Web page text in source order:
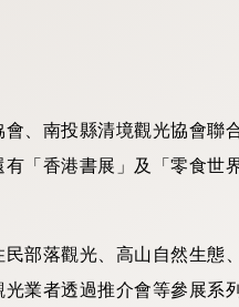
、南投縣清境觀光協會聯
「香港書展」及「零食世
部落觀光、高山自然生態
業者透過推介會等參展系